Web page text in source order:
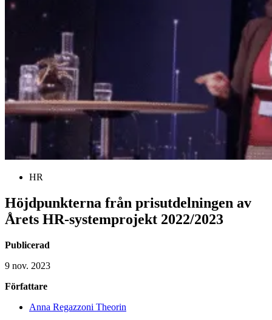
HR
Höjdpunkterna från prisutdelningen av
Årets HR-systemprojekt 2022/2023
Publicerad
9 nov. 2023
Författare
Anna Regazzoni Theorin